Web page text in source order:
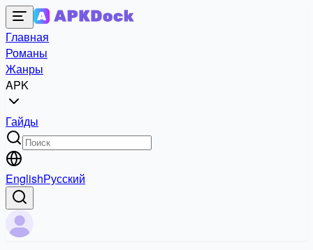
Главная
Романы
Жанры
APK
Гайды
EnglishРусский